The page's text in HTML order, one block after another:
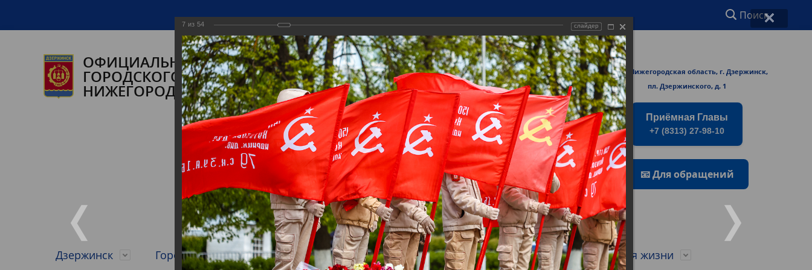
Поиск
ОФИЦИАЛЬНЫЙ САЙТ АДМИНИСТРАЦИИ
ГОРОДСКОГО ОКРУГА ГОРОД ДЗЕРЖИНСК
НИЖЕГОРОДСКОЙ ОБЛАСТИ
Точный прогноз погоды в Дзержинске
https://world-weather.ru/informers/
🛜Карта WiFi🛜
606000 Нижегородская область, г. Дзержинск,
пл. Дзержинского, д. 1
Приёмная Главы
+7 (8313) 27-98-10
📧 Для обращений
Дзержинск Городской округ Городская среда Экономика и имущество Город для жизни
7 из 54 слайдер